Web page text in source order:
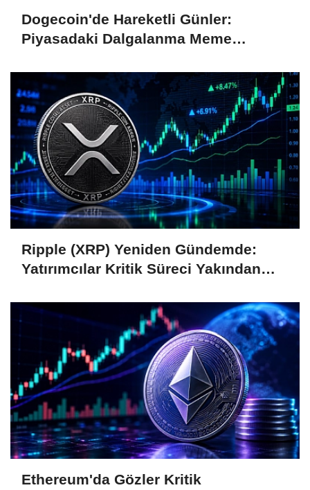
Dogecoin'de Hareketli Günler:
Piyasadaki Dalgalanma Meme
Ripple (XRP) Yeniden Gündemde:
Yatırımcılar Kritik Süreci Yakından
Ethereum'da Gözler Kritik